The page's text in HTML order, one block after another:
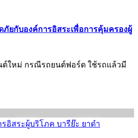
ยกับองค์การอิสระเพื่อการคุ้มครองผู้
ต์ใหม่ กรณีรถยนต์ฟอร์ด ใช้รถแล้วมี